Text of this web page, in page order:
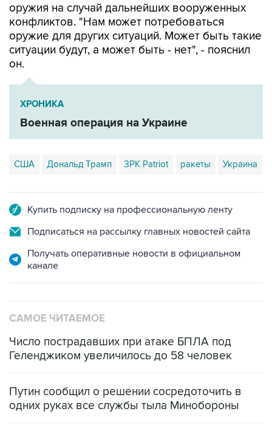
оружия на случай дальнейших вооруженных
конфликтов. "Нам может потребоваться
оружие для других ситуаций. Может быть такие
ситуации будут, а может быть - нет", - пояснил
он.
ХРОНИКА
Военная операция на Украине
США Дональд Трамп ЗРК Patriot ракеты Украина
Купить подписку на профессиональную ленту
Подписаться на рассылку главных новостей сайта
Получать оперативные новости в официальном
канале
САМОЕ ЧИТАЕМОЕ
Число пострадавших при атаке БПЛА под
Геленджиком увеличилось до 58 человек
Путин сообщил о решении сосредоточить в
одних руках все службы тыла Минобороны